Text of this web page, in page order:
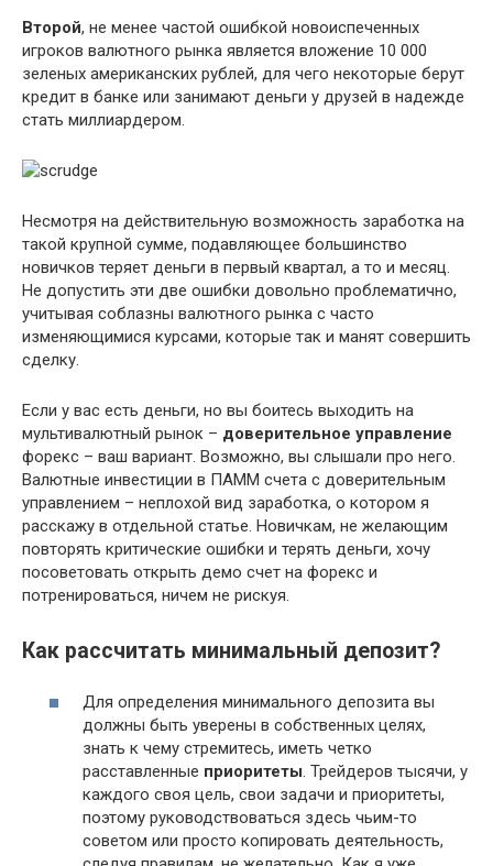
Второй, не менее частой ошибкой новоиспеченных
игроков валютного рынка является вложение 10 000
зеленых американских рублей, для чего некоторые берут
кредит в банке или занимают деньги у друзей в надежде
стать миллиардером.
Несмотря на действительную возможность заработка на
такой крупной сумме, подавляющее большинство
новичков теряет деньги в первый квартал, а то и месяц.
Не допустить эти две ошибки довольно проблематично,
учитывая соблазны валютного рынка с часто
изменяющимися курсами, которые так и манят совершить
сделку.
Если у вас есть деньги, но вы боитесь выходить на
мультивалютный рынок – доверительное управление
форекс – ваш вариант. Возможно, вы слышали про него.
Валютные инвестиции в ПАММ счета с доверительным
управлением – неплохой вид заработка, о котором я
расскажу в отдельной статье. Новичкам, не желающим
повторять критические ошибки и терять деньги, хочу
посоветовать открыть демо счет на форекс и
потренироваться, ничем не рискуя.
Как рассчитать минимальный депозит?
Для определения минимального депозита вы
должны быть уверены в собственных целях,
знать к чему стремитесь, иметь четко
расставленные приоритеты . Трейдеров тысячи, у
каждого своя цель, свои задачи и приоритеты,
поэтому руководствоваться здесь чьим-то
советом или просто копировать деятельность,